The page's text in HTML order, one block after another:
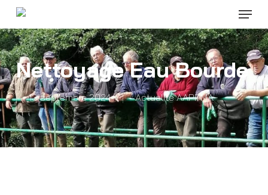
main
content
Menu
Nettoyage Eau Bourde
13 septembre 2024 Actualité AAPPMA
Close
Menu